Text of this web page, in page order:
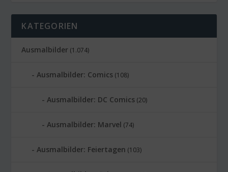
KATEGORIEN
Ausmalbilder (1.074)
Ausmalbilder: Comics (108)
Ausmalbilder: DC Comics (20)
Ausmalbilder: Marvel (74)
Ausmalbilder: Feiertagen (103)